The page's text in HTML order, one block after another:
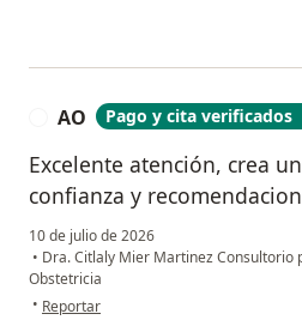
AO Pago y cita verificados
Excelente atención, crea
confianza y
10 de julio de 2026
• Dra. Citlaly Mier Martinez Consultorio
Obstetricia
• en opinión del usuario AO
Reportar